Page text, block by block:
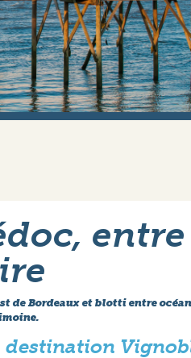
de Bordeaux et blotti entre
destination